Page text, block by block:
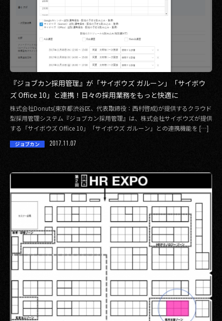
イベント
タテドラ
その他事業
2026
2025
2024
2022
2021
2020
2019
2018
2017
2016
PRIVACY POLICY
『ジョブカン採用管理』が「サイボウズ ガルーン」「サイボウ
ズ Office 10」と連携！日々の採用業務をもっと快適に
株式会社Donuts(東京都渋谷区、代表取締役：西村啓成)が提供するクラウド
型採用管理システム『ジョブカン採用管理』は、株式会社サイボウズが提供
する「サイボウズ Office 10」「サイボウズ ガルーン」との連携機能を […]
ジョブカン 2017.11.07